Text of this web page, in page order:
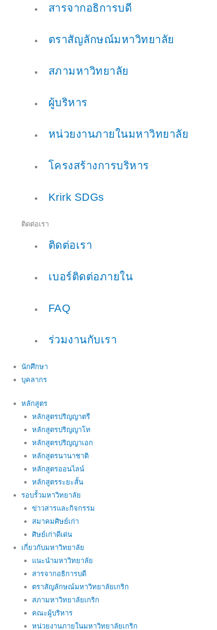
สารจากอธิการบดี
ตราสัญลักษณ์มหาวิทยาลัย
สภามหาวิทยาลัย
ผู้บริหาร
หน่วยงานภายในมหาวิทยาลัย
โครงสร้างการบริหาร
Krirk SDGs
ติดต่อเรา
ติดต่อเรา
เบอร์ติดต่อภายใน
FAQ
ร่วมงานกับเรา
นักศึกษา
บุคลากร
หลักสูตร
หลักสูตรปริญญาตรี
หลักสูตรปริญญาโท
หลักสูตรปริญญาเอก
หลักสูตรนานาชาติ
หลักสูตรออนไลน์
หลักสูตรระยะสั้น
รอบรั้วมหาวิทยาลัย
ข่าวสารและกิจกรรม
สมาคมศิษย์เก่า
ศิษย์เก่าดีเด่น
เกี่ยวกับมหาวิทยาลัย
แนะนำมหาวิทยาลัย
สารจากอธิการบดี
ตราสัญลักษณ์มหาวิทยาลัยเกริก
สภามหาวิทยาลัยเกริก
คณะผู้บริหาร
หน่วยงานภายในมหาวิทยาลัยเกริก